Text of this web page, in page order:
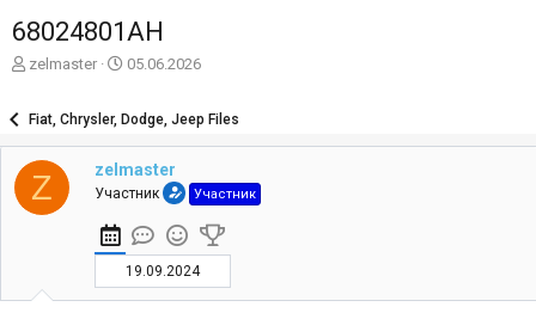
68024801AH
А
о
р
т
е
м
zelmaster
Д
а
н
а
ч
л
а
05.06.2026
Fiat, Chrysler, Dodge, Jeep Files
Z zelmaster
Участник Участник
19.09.2024